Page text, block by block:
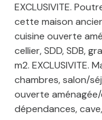
EXCLUSIVITE.
cette maison
cuisine ouverte
cellier, SDD, SDB,
m2. EXCLUSIVITE.
chambres, salon/
ouverte aménagée/
dépendances,